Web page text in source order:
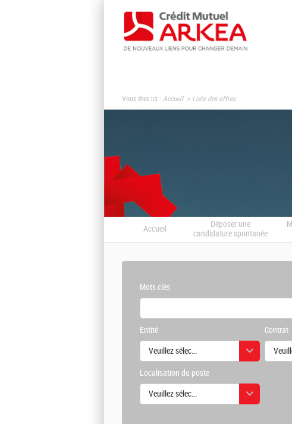
Vous êtes ici : Accueil Liste des offres
Accueil
Déposer une
candidature spontanée
Mots clés
Entité
Veuillez sélectionner une ou des valeurs
Contrat
Localisation du poste
Veuillez sélectionner une ou des valeurs